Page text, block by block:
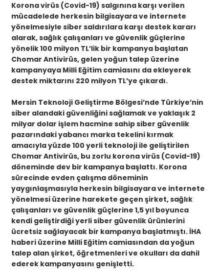
Korona virüs (Covid-19) salgınına karşı verilen
mücadelede herkesin bilgisayara ve internete
yönelmesiyle siber saldırılara karşı destek kararı
alarak, sağlık çalışanları ve güvenlik güçlerine
yönelik 100 milyon TL’lik bir kampanya başlatan
Chomar Antivirüs, gelen yoğun talep üzerine
kampanyaya Milli Eğitim camiasını da ekleyerek
destek miktarını 220 milyon TL’ye çıkardı.
Mersin Teknoloji Geliştirme Bölgesi’nde Türkiye’nin
siber alandaki güvenliğini sağlamak ve yaklaşık 2
milyar dolar işlem hacmine sahip siber güvenlik
pazarındaki yabancı marka tekelini kırmak
amacıyla yüzde 100 yerli teknoloji ile geliştirilen
Chomar Antivirüs, bu zorlu korona virüs (Covid-19)
döneminde dev bir kampanya başlattı. Korona
sürecinde evden çalışma döneminin
yaygınlaşmasıyla herkesin bilgisayara ve internete
yönelmesi üzerine harekete geçen şirket, sağlık
çalışanları ve güvenlik güçlerine 1,5 yıl boyunca
kendi geliştirdiği yerli siber güvenlik ürünlerini
ücretsiz sağlayacak bir kampanya başlatmıştı. İHA
haberi üzerine Milli Eğitim camiasından da yoğun
talep alan şirket, öğretmenleri ve okulları da dahil
ederek kampanyasını genişletti.